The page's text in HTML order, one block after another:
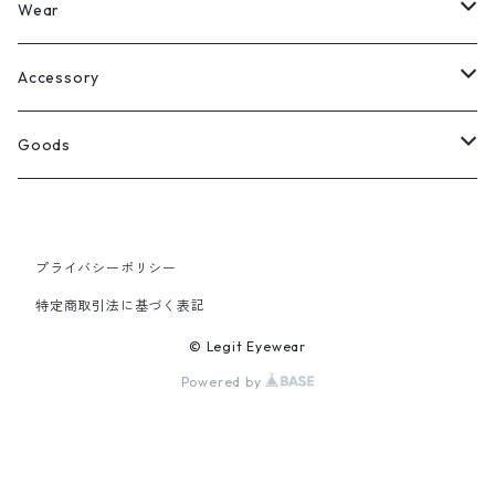
Legit Eyewear
Select
ボストン
ウェリントン
スクエア
ラウンド
Wear
All
Tee
Sewat
Accessory
Ring
Silver
Bracelet
Goods
Cap
プライバシーポリシー
特定商取引法に基づく表記
© Legit Eyewear
Powered by